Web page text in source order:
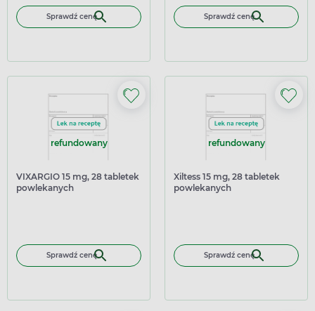
Sprawdź cenę Sprawdź cenę
refundowany
VIXARGIO 15 mg, 28 tabletek
powlekanych
Sprawdź cenę
refundowany
Xiltess 15 mg, 28 tabletek
powlekanych
Sprawdź cenę